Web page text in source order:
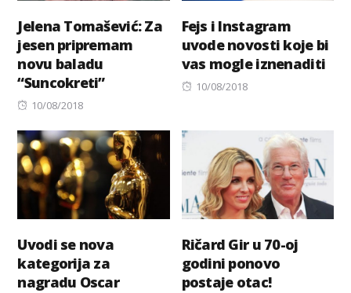
Jelena Tomašević: Za
jesen pripremam
novu baladu
“Suncokreti”
Posted
10/08/2018
Fejs i Instagram
uvode novosti koje bi
vas mogle iznenaditi
Posted
10/08/2018
Uvodi se nova
kategorija za
nagradu Oscar
Ričard Gir u 70-oj
godini ponovo
postaje otac!